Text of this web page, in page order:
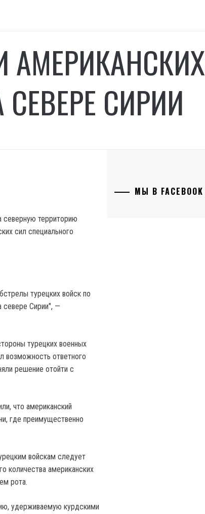
АМЕРИКАНСКИХ
СИРИИ
северную территорию
сил специального
турецких войск по
Сирии", —
турецких военных
возможность ответного
решение отойти с
что американский
где преимущественно
войскам следует
количества американских
рота.
удерживаемую курдскими
МЫ В FACEBOOK